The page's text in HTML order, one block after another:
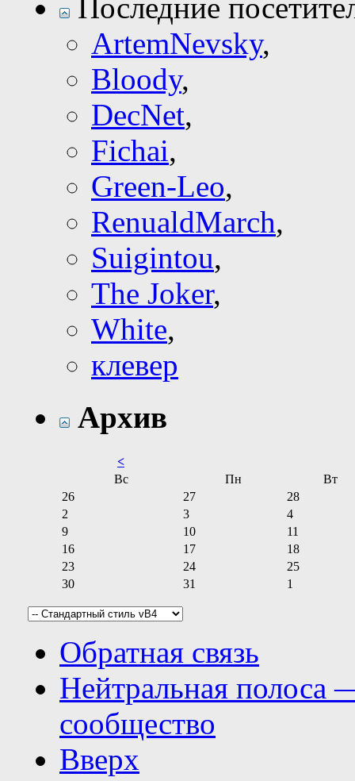
Последние
ArtemNevsky,
Bloody,
DecNet,
Fichai,
Green-Leo,
RenualdMarch,
Suigintou,
The Joker,
White,
клевер
Архив
<
Вс
Пн
Вт
26
27
28
2
3
4
9
10
11
16
17
18
23
24
25
30
31 1
Обратная связь
Нейтральная полоса
сообщество
Вверх